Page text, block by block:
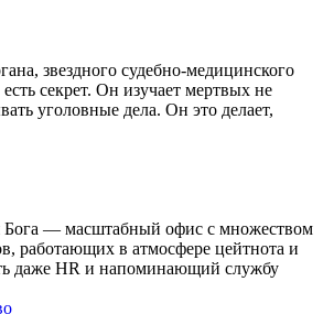
звездного судебно-медицинского
секрет. Он изучает мертвых не
уголовные дела. Он это делает,
Бога — масштабный офис с множеством
работающих в атмосфере цейтнота и
даже HR и напоминающий службу